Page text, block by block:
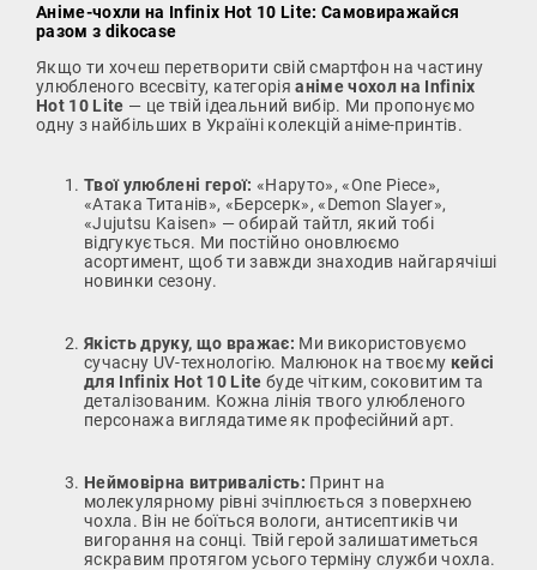
Аніме-чохли на Infinix Hot 10 Lite: Самовиражайся
разом з dikocase
Якщо ти хочеш перетворити свій смартфон на частину
улюбленого всесвіту, категоріяаніме чохол на Infinix
Hot 10 Lite — це твій ідеальний вибір. Ми пропонуємо
одну з найбільших в Україні колекцій аніме-принтів.
Твої улюблені герої: «Наруто», «One Piece»,
«Атака Титанів», «Берсерк», «Demon Slayer»,
«Jujutsu Kaisen» — обирай тайтл, який тобі
відгукується. Ми постійно оновлюємо
асортимент, щоб ти завжди знаходив найгарячіші
новинки сезону.
Якість друку, що вражає: Ми використовуємо
сучасну UV-технологію. Малюнок на твоєму кейсі
для Infinix Hot 10 Lite буде чітким, соковитим та
деталізованим. Кожна лінія твого улюбленого
персонажа виглядатиме як професійний арт.
Неймовірна витривалість: Принт на
молекулярному рівні зчіплюється з поверхнею
чохла. Він не боїться вологи, антисептиків чи
вигорання на сонці. Твій герой залишатиметься
яскравим протягом усього терміну служби чохла.